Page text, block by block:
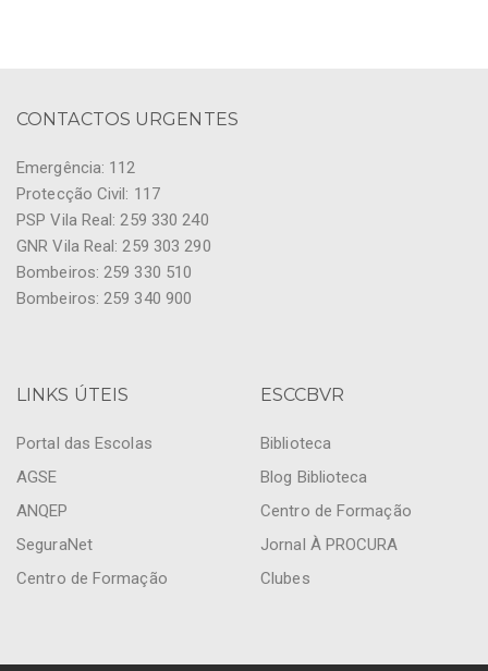
CONTACTOS URGENTES
Emergência: 112
Protecção Civil: 117
PSP Vila Real: 259 330 240
GNR Vila Real: 259 303 290
Bombeiros: 259 330 510
Bombeiros: 259 340 900
LINKS ÚTEIS
Portal das Escolas
AGSE
ANQEP
SeguraNet
Centro de Formação
ESCCBVR
Biblioteca
Blog Biblioteca
Centro de Formação
Jornal À PROCURA
Clubes